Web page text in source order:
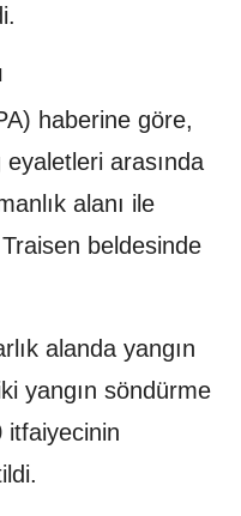
haberine göre,
arasında
alanı ile
beldesinde
alanda yangın
yangın söndürme
itfaiyecinin